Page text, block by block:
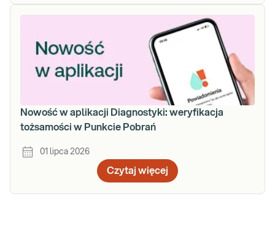
Nowość w aplikacji Diagnostyki: weryfikacja
tożsamości w Punkcie Pobrań
01 lipca 2026
Czytaj więcej